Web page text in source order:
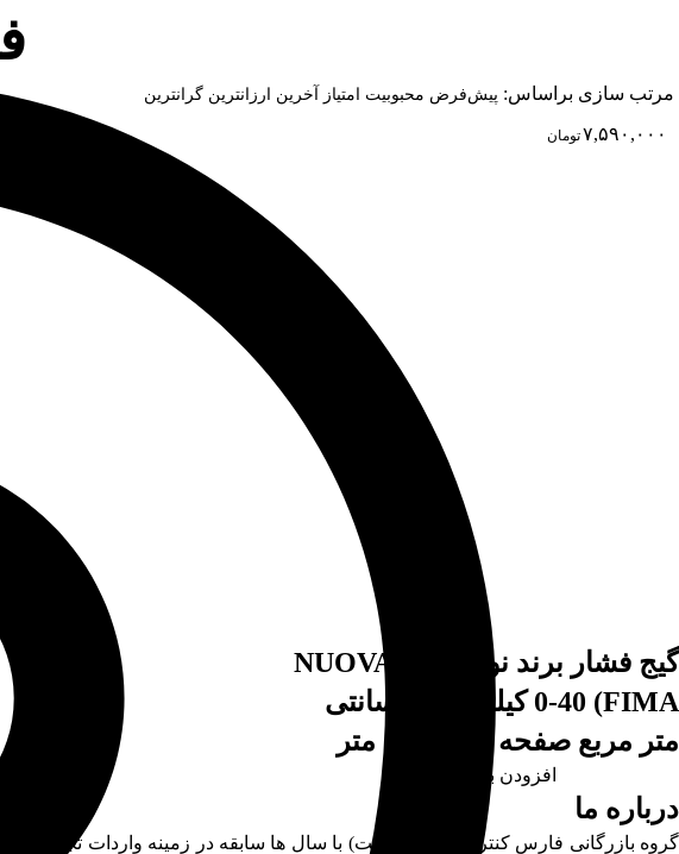
مرتب سازی براساس: پیش‌فرض محبوبیت امتیاز آخرین ارزانترین گرانترین
۷,۵۹۰,۰۰۰تومان
گیج فشار برند نووا فیما (NUOVA
FIMA) 0-40 کیلوگرم بر سانتی
متر مربع صفحه 10 سانتی متر
افزودن به سبد خرید
درباره ما
گروه بازرگانی فارس کنترل
(تامین صنعت) با سال ها سابقه در زمینه واردات